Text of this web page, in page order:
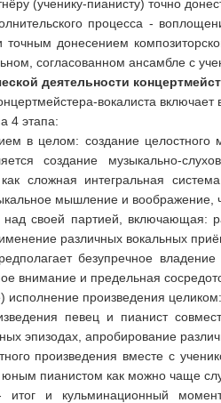
(ученику-пианисту) точно
процесса -
донесением
согласованном ансамбле с
деятельности
вокалиста
4 этапа:
в целом: создание целостного
создание музыкально-
сложная интегральная
мышление и воображение,
своей партией, включающая:
различных вокальных
безупречное
внимание и предельная
произведения
певец и пианист
эпизодах, апробирование
произведения вместе с
юным пианистом как можно чаще
итог и кульминационный